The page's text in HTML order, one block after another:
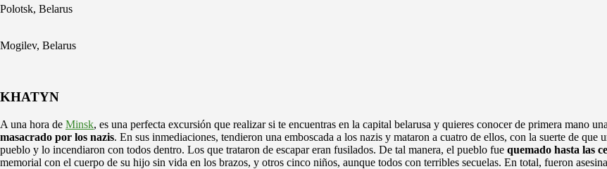
Polotsk, Belarus
Mogilev, Belarus
KHATYN
A una hora de Minsk, es una perfecta excursión que realizar si te encuentras en la capital belarusa y quieres conocer de primera mano
masacrado por los nazis. En sus inmediaciones, tendieron una emboscada a los nazis y mataron a cuatro de ellos, con la suerte de
pueblo y lo incendiaron con todos dentro. Los que trataron de escapar eran fusilados. De tal manera, el pueblo fue quemado hasta las
memorial con el cuerpo de su hijo sin vida en los brazos, y otros cinco niños, aunque todos con terribles secuelas. En total, fueron